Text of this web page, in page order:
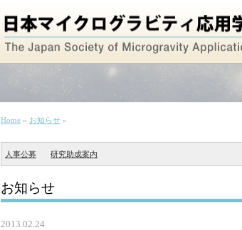
Home » お知らせ »
人事公募 研究助成案内
お知らせ
2013.02.24